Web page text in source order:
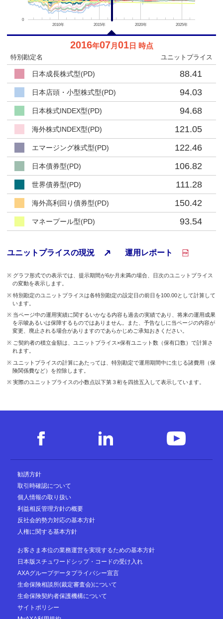
2010年 2015年 2020年 2025年
0
2016年07 月 01日 時点
特別勘定名 ユニットプライス
日本成長株式型(PD) 88.41
日本店頭・小型株式型(PD) 94.03
日本株式INDEX型(PD) 94.68
海外株式INDEX型(PD) 121.05
エマージング株式型(PD) 122.46
日本債券型(PD) 106.82
世界債券型(PD) 111.28
海外高利回り債券型(PD) 150.42
マネープール型(PD) 93.54
ユニットプライスの現況 運用レポート
グラフ形式での表示では、提示期間が6か月未満の場合、日次のユニットプライス
の変動を表示します。
特別勘定のユニットプライスは各特別勘定の設定日の前日を100.00として計算して
います。
当ページ中の運用実績に関するいかなる内容も過去の実績であり、将来の運用成果
を示唆あるいは保障するものではありません。また、予告なしに当ページの内容が
変更、廃止される場合がありますのであらかじめご承知おきください。
ご契約者の積立金額は、ユニットプライス×保有ユニット数（保有口数）で計算さ
れます。
ユニットプライスの計算にあたっては、特別勘定で運用期間中に生じる諸費用（保
険関係費など）を控除します。
実際のユニットプライスの小数点以下第３桁を四捨五入して表示しています。
勧誘方針
取引時確認について
個人情報の取り扱い
利益相反管理方針の概要
反社会的勢力対応の基本方針
人権に関する基本方針
お客さま本位の業務運営を実現するための基本方針
日本版スチュワードシップ・コードの受け入れ
AXAグループデータプライバシー宣言
生命保険相談所(裁定審査会)について
生命保険契約者保護機構について
サイトポリシー